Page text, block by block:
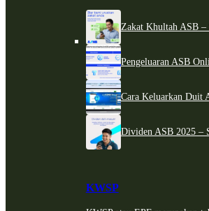
Zakat Khultah ASB
Pengeluaran ASB
Cara Keluarkan Duit
Dividen ASB 2025 –
KWSP